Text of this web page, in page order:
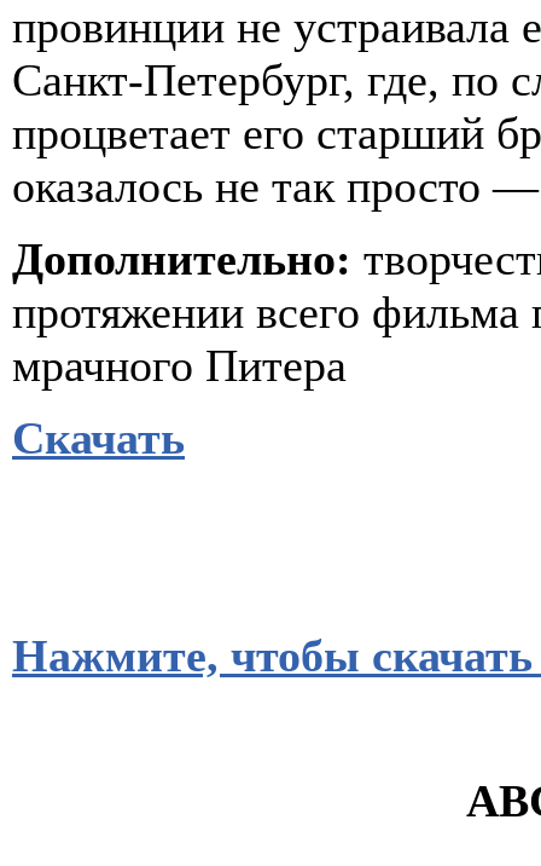
провинции не устраивала
Санкт-Петербург, где, по
процветает его старший
оказалось не так
Дополнительно:
протяжении всего фильма
мрачного Питера
Скачать
Нажмите, чтобы